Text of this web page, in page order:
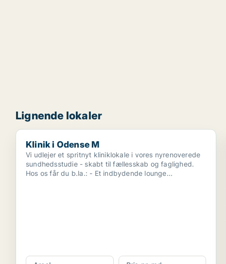
Lignende lokaler
Klinik i Odense M
Klinik i Odense M
Vi udlejer et spritnyt kliniklokale i vores nyrenoverede
sundhedsstudie - skabt til fællesskab og faglighed.
Hos os får du b.la.: - Et indbydende lounge...